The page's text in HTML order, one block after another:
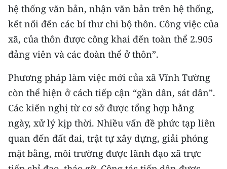
VỀ BÁO NHÂN DÂN
THỜI NAY
NHÂN DÂN HẰNG THÁNG
MUA BÁO
ĐỌC BÁO IN
hệ thống văn bản, nhận văn bản trên hệ thống,
kết nối đến các bí thư chi bộ thôn. Công việc của
xã, của thôn được công khai đến toàn thể 2.905
đảng viên và các đoàn thể ở thôn”.
Phương pháp làm việc mới của xã Vĩnh Tường
còn thể hiện ở cách tiếp cận “gần dân, sát dân”.
Các kiến nghị từ cơ sở được tổng hợp hằng
ngày, xử lý kịp thời. Nhiều vấn đề phức tạp liên
quan đến đất đai, trật tự xây dựng, giải phóng
mặt bằng, môi trường được lãnh đạo xã trực